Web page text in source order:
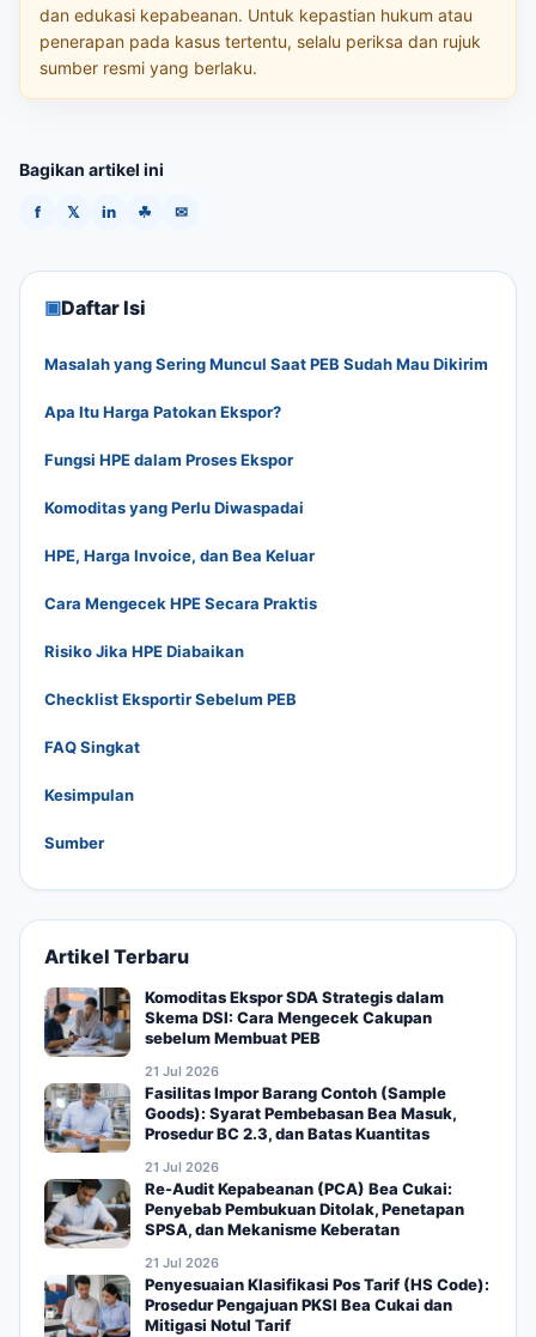
dan edukasi kepabeanan. Untuk kepastian hukum atau
penerapan pada kasus tertentu, selalu periksa dan rujuk
sumber resmi yang berlaku.
Bagikan artikel ini
f 𝕏 in ☘ ✉
▣Daftar Isi
Masalah yang Sering Muncul Saat PEB Sudah Mau Dikirim
Apa Itu Harga Patokan Ekspor?
Fungsi HPE dalam Proses Ekspor
Komoditas yang Perlu Diwaspadai
HPE, Harga Invoice, dan Bea Keluar
Cara Mengecek HPE Secara Praktis
Risiko Jika HPE Diabaikan
Checklist Eksportir Sebelum PEB
FAQ Singkat
Kesimpulan
Sumber
Artikel Terbaru
Komoditas Ekspor SDA Strategis dalam
Skema DSI: Cara Mengecek Cakupan
sebelum Membuat PEB
21 Jul 2026
Fasilitas Impor Barang Contoh (Sample
Goods): Syarat Pembebasan Bea Masuk,
Prosedur BC 2.3, dan Batas Kuantitas
21 Jul 2026
Re-Audit Kepabeanan (PCA) Bea Cukai:
Penyebab Pembukuan Ditolak, Penetapan
SPSA, dan Mekanisme Keberatan
21 Jul 2026
Penyesuaian Klasifikasi Pos Tarif (HS Code):
Prosedur Pengajuan PKSI Bea Cukai dan
Mitigasi Notul Tarif